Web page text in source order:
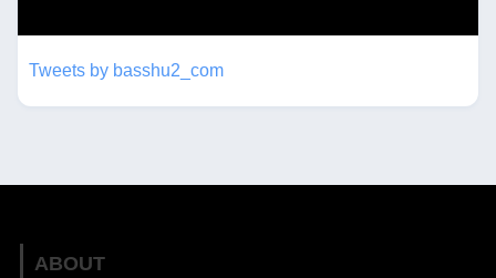
Tweets by basshu2_com
ABOUT